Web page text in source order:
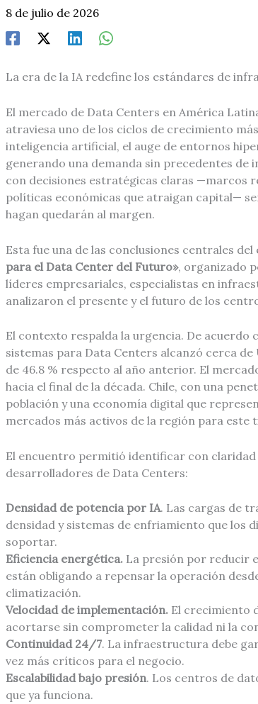
8 de julio de 2026
La era de la IA redefine los estándares de
El mercado de Data Centers en América
atraviesa uno de los ciclos de crecimiento
inteligencia artificial, el auge de entornos
generando una demanda sin precedentes
con decisiones estratégicas claras —marcos
políticas económicas que atraigan capital—
hagan quedarán al margen.
Esta fue una de las conclusiones centrales
para el Data Center del Futuro», organizado
líderes empresariales, especialistas en
analizaron el presente y el futuro de los
El contexto respalda la urgencia. De acuerdo
sistemas para Data Centers alcanzó cerca
de 46.8 % respecto al año anterior. El
hacia el final de la década. Chile, con una
población y una economía digital que
mercados más activos de la región para este
El encuentro permitió identificar con
desarrolladores de Data Centers:
Densidad de potencia por IA. Las cargas de
densidad y sistemas de enfriamiento que los
soportar.
Eficiencia energética.La presión por reducir
están obligando a repensar la operación
climatización.
Velocidad de implementación.El crecimiento
acortarse sin comprometer la calidad ni la
Continuidad 24/7. La infraestructura debe
vez más críticos para el negocio.
Escalabilidad bajo presión. Los centros de
que ya funciona.